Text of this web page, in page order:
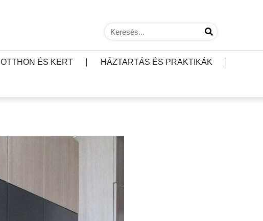
OTTHON ÉS KERT HÁZTARTÁS ÉS PRAKTIKÁK